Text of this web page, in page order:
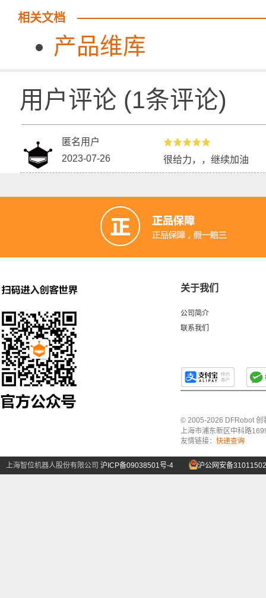
相关文档
产品维库
用户评论 (1条评论)
匿名用户
2023-07-26
很给力，，继续加油
关于我们
公司简介
联系我们
© 2005-2026 DFRobot 创
上海市浦东新区中科路
友情链接： 快递查询
上海智位机器人股份有限公司 沪ICP备09038501号-4 沪公网安备